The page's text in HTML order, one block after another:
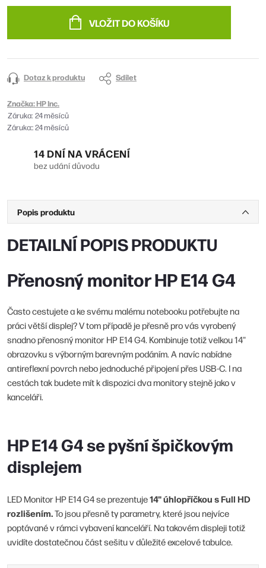
VLOŽIT DO KOŠÍKU
Dotaz k produktu Sdílet
Značka:HP Inc.
Záruka: 24 měsíců
Záruka::24 měsíců
14 DNÍ NA VRÁCENÍ
bez udání důvodu
Popis produktu
DETAILNÍ POPIS PRODUKTU
Přenosný monitor HP E14 G4
Často cestujete a ke svému malému notebooku potřebujte na
práci větší displej? V tom případě je přesně pro vás vyrobený
snadno přenosný monitor HP E14 G4. Kombinuje totiž velkou 14"
obrazovku s výborným barevným podáním. A navíc nabídne
antireflexní povrch nebo jednoduché připojení přes USB-C. I na
cestách tak budete mít k dispozici dva monitory stejně jako v
kanceláři.
HP E14 G4 se pyšní špičkovým
displejem
LED Monitor HP E14 G4 se prezentuje14" úhlopříčkou s Full HD
rozlišením.To jsou přesně ty parametry, které jsou nejvíce
poptávané v rámci vybavení kanceláří. Na takovém displeji totiž
uvidíte dostatečnou část sešitu v důležité excelové tabulce.